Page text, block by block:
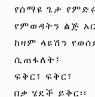
የሰማዩ ጌታ
የምወዳትን ልጅ
ከዛም ላዩሽን
ሲጠፋለት፤
ፍቅር፣ ፍቅር፣
በቃ ሄደች ይቅር፡፡